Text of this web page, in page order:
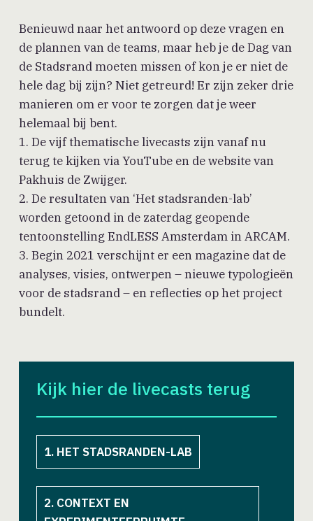
Benieuwd naar het antwoord op deze vragen en
de plannen van de teams, maar heb je de Dag van
de Stadsrand moeten missen of kon je er niet de
hele dag bij zijn? Niet getreurd! Er zijn zeker drie
manieren om er voor te zorgen dat je weer
helemaal bij bent.
1. De vijf thematische livecasts zijn vanaf nu
terug te kijken via YouTube en de website van
Pakhuis de Zwijger.
2. De resultaten van ‘Het stadsranden-lab’
worden getoond in de zaterdag geopende
tentoonstelling EndLESS Amsterdam in ARCAM.
3. Begin 2021 verschijnt er een magazine dat de
analyses, visies, ontwerpen – nieuwe typologieën
voor de stadsrand – en reflecties op het project
bundelt.
Kijk hier de livecasts terug
1. HET STADSRANDEN-LAB
2. CONTEXT EN